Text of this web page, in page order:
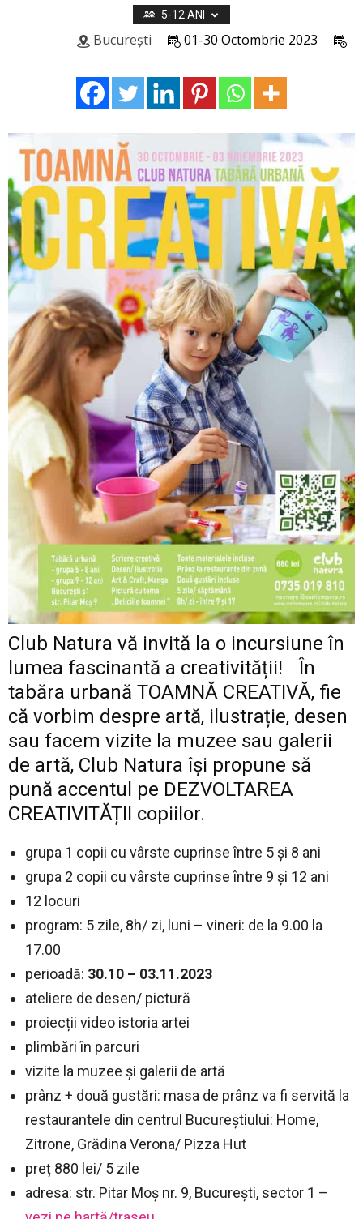
5-12 ANI
01-30 Octombrie 2023
București
Club Natura vă invită la o incursiune în
lumea fascinantă a creativității! În
tabăra urbană TOAMNĂ CREATIVĂ, fie
că vorbim despre artă, ilustrație, desen
sau facem vizite la muzee sau galerii
de artă, Club Natura își propune să
pună accentul pe DEZVOLTAREA
CREATIVITĂȚII copiilor.
grupa 1 copii cu vârste cuprinse între 5 și 8 ani
grupa 2 copii cu vârste cuprinse între 9 și 12 ani
12 locuri
program: 5 zile, 8h/ zi, luni – vineri: de la 9.00 la
17.00
perioadă: 30.10 – 03.11.2023
ateliere de desen/ pictură
proiecții video istoria artei
plimbări în parcuri
vizite la muzee și galerii de artă
prânz + două gustări: masa de prânz va fi servită la
restaurantele din centrul Bucureștiului: Home,
Zitrone, Grădina Verona/ Pizza Hut
preț 880 lei/ 5 zile
adresa: str. Pitar Moș nr. 9, București, sector 1 –